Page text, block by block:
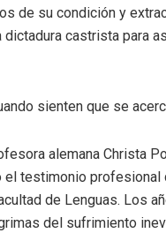
de su condición y
dictadura castrista para
sienten que se
alemana Christa
el testimonio
de Lenguas. Los
del sufrimiento